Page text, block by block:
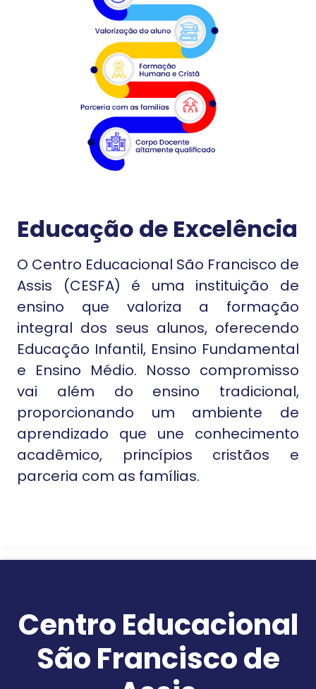
Educação de Excelência
O Centro Educacional São Francisco de
Assis (CESFA) é uma instituição de
ensino que valoriza a formação
integral dos seus alunos, oferecendo
Educação Infantil, Ensino Fundamental
e Ensino Médio. Nosso compromisso
vai além do ensino tradicional,
proporcionando um ambiente de
aprendizado que une conhecimento
acadêmico, princípios cristãos e
parceria com as famílias.
Centro Educacional
São Francisco de